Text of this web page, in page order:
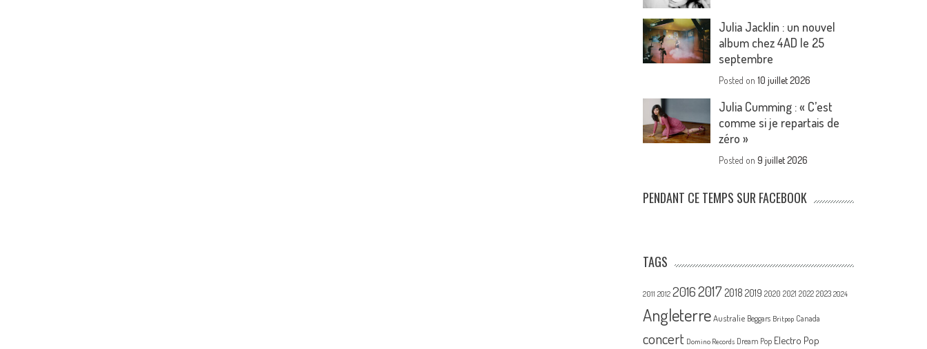
Julia Jacklin : un nouvel
album chez 4AD le 25
septembre
Posted on10 juillet 2026
Julia Cumming : « C’est
comme si je repartais de
zéro »
Posted on9 juillet 2026
PENDANT CE TEMPS SUR FACEBOOK
TAGS
2011 2012 20162017 2018 2019 2020 2021 2022 2023 2024
Angleterre Australie Beggars Britpop Canada
concert Domino Records Dream Pop Electro Pop